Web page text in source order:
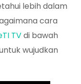
lebih dalam
cara
TVdi bawah
wujudkan